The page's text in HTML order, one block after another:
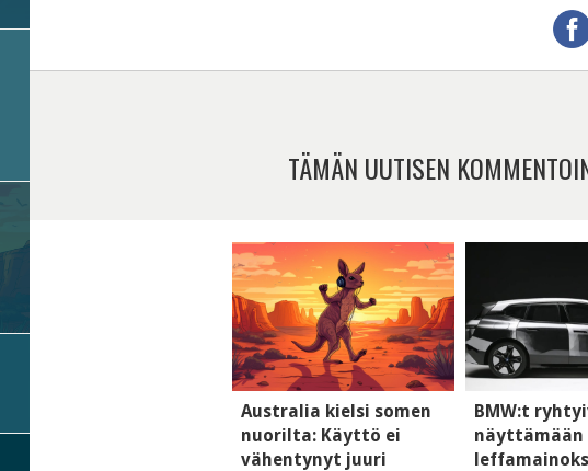
TÄMÄN UUTISEN
Australia kielsi somen
nuorilta: Käyttö ei
vähentynyt juuri
BMW:t
näyttämään